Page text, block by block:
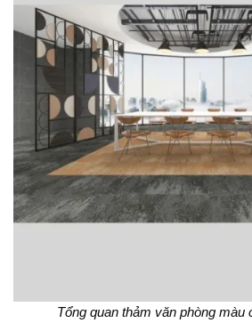
Tổng quan thảm văn phòng màu